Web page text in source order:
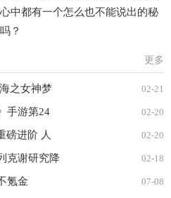
中都有一个怎么也不能说出的秘
？
更多
之女神梦 02-21
手游第24 02-20
磅进阶 人 02-20
克谢研究降 02-18
氪金 07-08